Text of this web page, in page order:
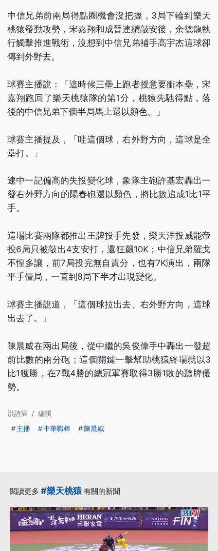
中信兄弟前兩局得點圈機會沒把握，3局下輪到樂天
桃猿發動攻勢，宋嘉翔和成晉連續敲安後，余德龍執
行觸擊推進戰術，沒想到中信兄弟補手高宇杰這球卻
傳到外野去。
球賽主播說：「這時候三壘上跑者授意要衝本壘，宋
嘉翔跑回了樂天桃猿隊的第1分，桃猿先馳得點，落
後的中信兄弟下個半局馬上還以顏色。」
球賽主播提及，「哇這個球，右外野方向，這球是全
壘打。」
逮中一記偏高的失投變化球，象隊主砲許基宏轟出一
發右外野方向的陽春砲還以顏色，將比數追成1比1平
手。
這場比賽兩隊都推出王牌投手先發，樂天洋投威能帝
投6局只被敲出4支安打，還狂飆10K；中信兄弟羅戈
不惶多讓，前7局投完無自責分，也有7K演出，兩隊
平手僵局，一直到8局下半才出現變化。
球賽主播說道，「這個球拉出去、右外野方向，這球
出去了。」
陳晨威在兩出局後，從中繼的吳俊偉手中轟出一發超
前比數的兩分砲；這個關鍵一擊幫助桃猿終場就以3
比1獲勝，在7戰4勝的總冠軍賽取得3勝1敗的聽牌優
勢。
洪詩宸 / 編輯
主播
中華職棒 陳晨威
閱讀更多 #樂天桃猿 有關的新聞